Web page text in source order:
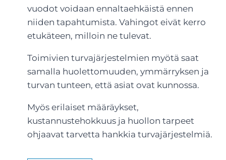
vuodot voidaan ennaltaehkäistä ennen
niiden tapahtumista. Vahingot eivät kerro
etukäteen, milloin ne tulevat.
Toimivien turvajärjestelmien myötä saat
samalla huolettomuuden, ymmärryksen ja
turvan tunteen, että asiat ovat kunnossa.
Myös erilaiset määräykset,
kustannustehokkuus ja huollon tarpeet
ohjaavat tarvetta hankkia turvajärjestelmiä.